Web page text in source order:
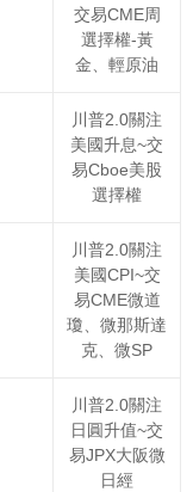
交易CME周
選擇權-黃
金、輕原油
川普2.0關注
美國升息~交
易Cboe美股
選擇權
川普2.0關注
美國CPI~交
易CME微道
瓊、微那斯達
克、微SP
川普2.0關注
日圓升值~交
易JPX大阪微
日經